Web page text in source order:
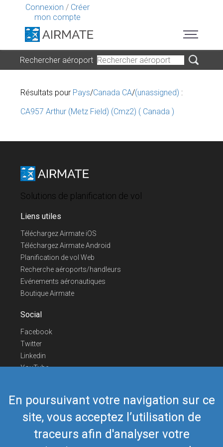
Connexion / Créer
mon compte
En poursuivant votre navigation sur ce
site, vous acceptez l’utilisation de
traceurs afin d'analyser votre
Rechercher aéroport
Résultats pour Pays/Canada CA/(unassigned) :
CA957 Arthur (Metz Field) (Cmz2) ( Canada )
Solutions de planification de vol
Liens utiles
Téléchargez Airmate iOS
Téléchargez Airmate Android
Planification de vol Web
Recherche aéroports/handleurs
Evénements aéronautiques
Boutique Airmate
Social
Facebook
Twitter
Linkedin
YouTube
Nous contacter
Téléphone Europe+352 26441835
Téléphone US/Canada418-592-8862